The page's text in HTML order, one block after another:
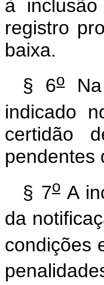
à
registro
baixa.
§ 6oNa
indicado
certidão
pendentes
§ 7oA
da
condições